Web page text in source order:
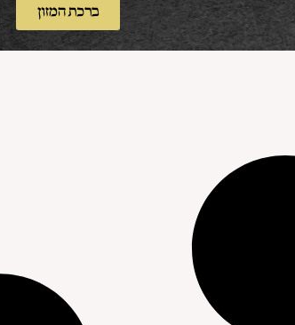
ברכת המזון